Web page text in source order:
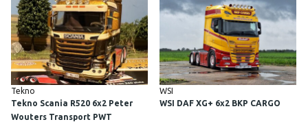
Tekno
Tekno Scania R520 6x2 Peter
Wouters Transport PWT
WSI
WSI DAF XG+ 6x2 BKP CARGO